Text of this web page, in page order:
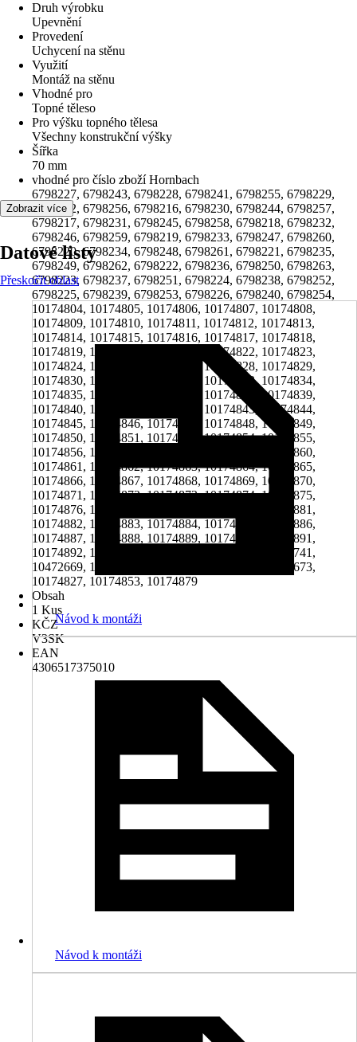
Druh výrobku
Upevnění
Provedení
Uchycení na stěnu
Využití
Montáž na stěnu
Vhodné pro
Topné těleso
Pro výšku topného tělesa
Všechny konstrukční výšky
Šířka
70 mm
vhodné pro číslo zboží Hornbach
6798227, 6798243, 6798228, 6798241, 6798255, 6798229,
6798242, 6798256, 6798216, 6798230, 6798244, 6798257,
6798217, 6798231, 6798245, 6798258, 6798218, 6798232,
6798246, 6798259, 6798219, 6798233, 6798247, 6798260,
6798220, 6798234, 6798248, 6798261, 6798221, 6798235,
6798249, 6798262, 6798222, 6798236, 6798250, 6798263,
6798223, 6798237, 6798251, 6798224, 6798238, 6798252,
6798225, 6798239, 6798253, 6798226, 6798240, 6798254,
10174804, 10174805, 10174806, 10174807, 10174808,
10174809, 10174810, 10174811, 10174812, 10174813,
10174814, 10174815, 10174816, 10174817, 10174818,
10174819, 10174820, 10174821, 10174822, 10174823,
10174824, 10174825, 10174826, 10174828, 10174829,
10174830, 10174831, 10174832, 10174833, 10174834,
10174835, 10174836, 10174837, 10174838, 10174839,
10174840, 10174841, 10174842, 10174843, 10174844,
10174845, 10174846, 10174847, 10174848, 10174849,
10174850, 10174851, 10174852, 10174854, 10174855,
10174856, 10174857, 10174858, 10174859, 10174860,
10174861, 10174862, 10174863, 10174864, 10174865,
10174866, 10174867, 10174868, 10174869, 10174870,
10174871, 10174872, 10174873, 10174874, 10174875,
10174876, 10174877, 10174878, 10174880, 10174881,
10174882, 10174883, 10174884, 10174885, 10174886,
10174887, 10174888, 10174889, 10174890, 10174891,
10174892, 10174893, 10174894, 10174895, 10328741,
10472669, 10472670, 10472671, 10472672, 10472673,
10174827, 10174853, 10174879
Obsah
1 Kus
KČZ
V3SK
EAN
4306517375010
Zobrazit více
Datové listy
Přeskočit oblast
Návod k montáži
Návod k montáži